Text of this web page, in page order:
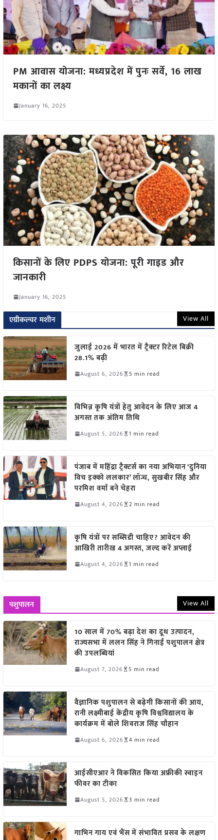
PM आवास योजना: मध्यप्रदेश में पुनः सर्वे, 16 लाख
मकानों का लक्ष्य
January 16, 2025
किसानों के लिए PDPS योजना: पूरी गाइड और
जानकारी
January 16, 2025
एग्रीकल्चर मशीन View All
जुलाई 2026 में भारत में ट्रैक्टर रिटेल बिक्री
28.1% बढ़ी
August 6, 2026 5 min read
विभिन्न कृषि यंत्रों हेतु आवेदन के लिए आज 4
अगस्त तक अंतिम तिथि
August 5, 2026 1 min read
पंजाब में महिंद्रा ट्रैक्टर्स का नया अभियान ‘दुनिया
विच इक्को ललकार’ लॉन्च, सुखबीर सिंह और
परमिश वर्मा बने चेहरा
August 4, 2026 2 min read
कृषि यंत्रों पर सब्सिडी चाहिए? आवेदन की
आखिरी तारीख 4 अगस्त, जल्द करें अप्लाई
August 4, 2026 1 min read
पशुपालन View All
10 साल में 70% बढ़ा देश का दूध उत्पादन,
राज्यसभा में ललन सिंह ने गिनाईं पशुपालन क्षेत्र
की उपलब्धियां
August 7, 2026 5 min read
वैज्ञानिक पशुपालन से बढ़ेगी किसानों की आय,
रानी लक्ष्मीबाई केंद्रीय कृषि विश्वविद्यालय के
कार्यक्रम में बोले शिवराज सिंह चौहान
August 6, 2026 4 min read
आईसीएआर ने विकसित किया अफ्रीकी स्वाइन
फीवर का टीका
August 5, 2026 3 min read
गाभिन गाय एवं भैंस में संभावित प्रसव के लक्षण